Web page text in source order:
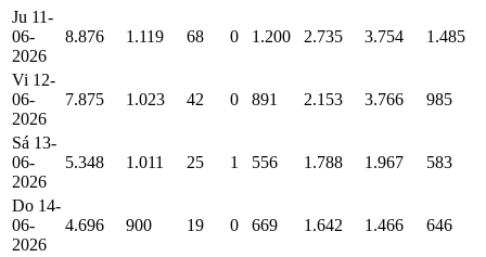
Ju 11-
06-
2026
8.876 1.119 68 0 1.200 2.735 3.754 1.485
Vi 12-
06-
2026
7.875 1.023 42 0 891 2.153 3.766 985
Sá 13-
06-
2026
5.348 1.011 25 1 556 1.788 1.967 583
Do 14-
06-
2026
4.696 900 19 0 669 1.642 1.466 646